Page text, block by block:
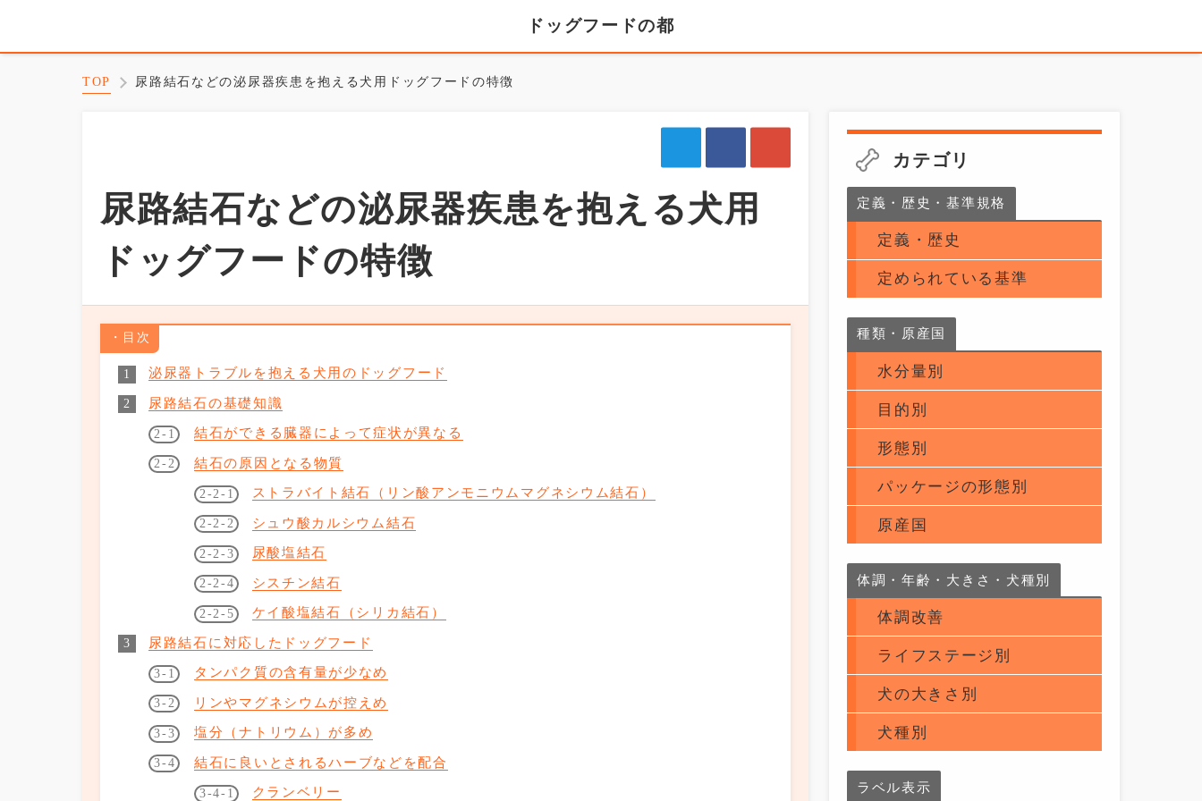
ドッグフードの都
TOP 尿路結石などの泌尿器疾患を抱える犬用ドッグフードの特徴
尿路結石などの泌尿器疾患を抱える犬用
ドッグフードの特徴
目次
泌尿器トラブルを抱える犬用のドッグフード
尿路結石の基礎知識
結石ができる臓器によって症状が異なる
結石の原因となる物質
ストラバイト結石（リン酸アンモニウムマグネシウム結石）
シュウ酸カルシウム結石
尿酸塩結石
シスチン結石
ケイ酸塩結石（シリカ結石）
尿路結石に対応したドッグフード
タンパク質の含有量が少なめ
リンやマグネシウムが控えめ
塩分（ナトリウム）が多め
結石に良いとされるハーブなどを配合
クランベリー
カテゴリ
定義・歴史・基準規格
定義・歴史
定められている基準
種類・原産国
水分量別
目的別
形態別
パッケージの形態別
原産国
体調・年齢・大きさ・犬種別
体調改善
ライフステージ別
犬の大きさ別
犬種別
ラベル表示